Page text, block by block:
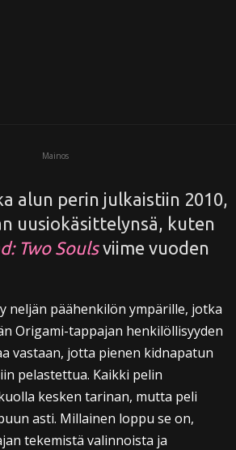
Mainos
alun perin julkaistiin 2010,
uusiokäsittelynsä, kuten
Two Soulsviime vuoden
neljän päähenkilön ympärille, jotka
Origami-tappajan henkilöllisyyden
vastaan, jotta pienen kidnapatun
pelastettua. Kaikki pelin
kesken tarinan, mutta peli
asti. Millainen loppu se on,
tekemistä valinnoista ja